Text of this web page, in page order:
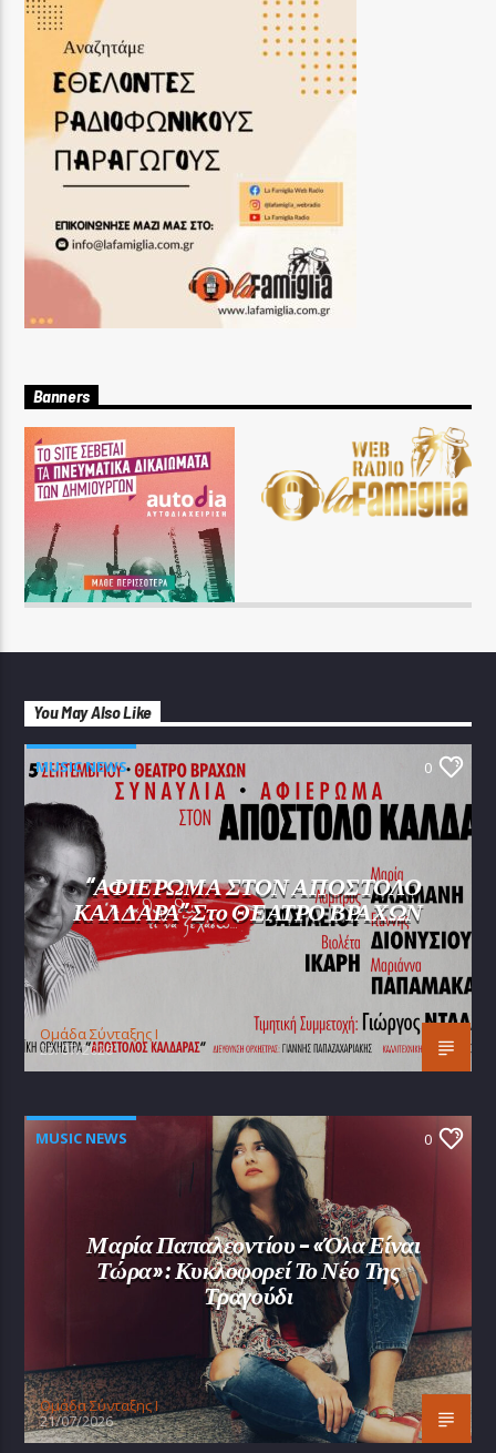
Banners
You May Also Like
MUSIC NEWS 0
“ΑΦΙΕΡΩΜΑ ΣΤΟΝ ΑΠΟΣΤΟΛΟ
ΚΑΛΔΑΡΑ” Στο ΘΕΑΤΡΟ ΒΡΑΧΩΝ
Oμάδα Σύνταξης Ι
25/07/2026
MUSIC NEWS 0
Μαρία Παπαλεοντίου – «Όλα Είναι
Τώρα»: Κυκλοφορεί Το Νέο Της
Τραγούδι
Oμάδα Σύνταξης Ι
21/07/2026